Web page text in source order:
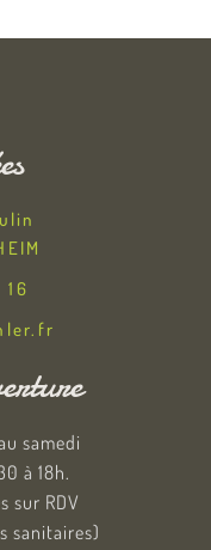
16
samedi
à 18h.
sur RDV
sanitaires)